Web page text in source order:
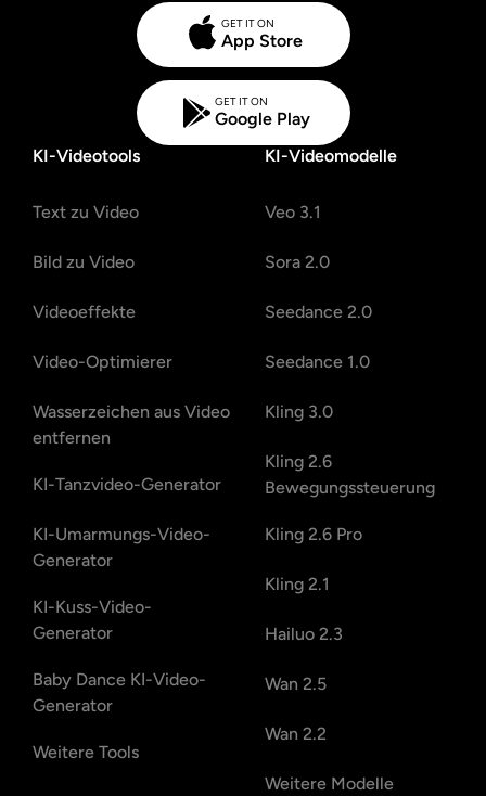
GET IT ON
App Store
GET IT ON
Google Play
KI-Videotools
Text zu Video
Bild zu Video
Videoeffekte
Video-Optimierer
Wasserzeichen aus Video
entfernen
KI-Tanzvideo-Generator
KI-Umarmungs-Video-
Generator
KI-Kuss-Video-
Generator
Baby Dance KI-Video-
Generator
Weitere Tools
KI-Videomodelle
Veo 3.1
Sora 2.0
Seedance 2.0
Seedance 1.0
Kling 3.0
Kling 2.6
Bewegungssteuerung
Kling 2.6 Pro
Kling 2.1
Hailuo 2.3
Wan 2.5
Wan 2.2
Weitere Modelle